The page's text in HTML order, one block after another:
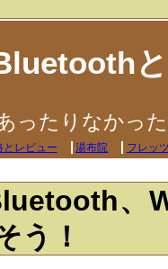
ったりなかっ
とレビュー 湯布院 フレッ
、
う！